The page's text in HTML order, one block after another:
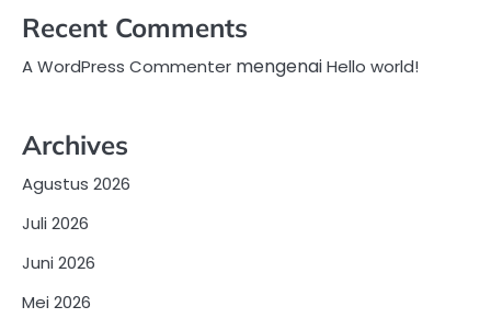
Recent Comments
A WordPress Commenter mengenaiHello world!
Archives
Agustus 2026
Juli 2026
Juni 2026
Mei 2026